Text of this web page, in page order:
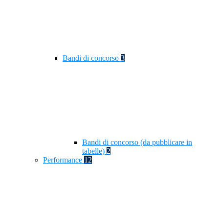
Bandi di concorso 3
Bandi di concorso (da pubblicare in
tabelle) 2
Performance 12